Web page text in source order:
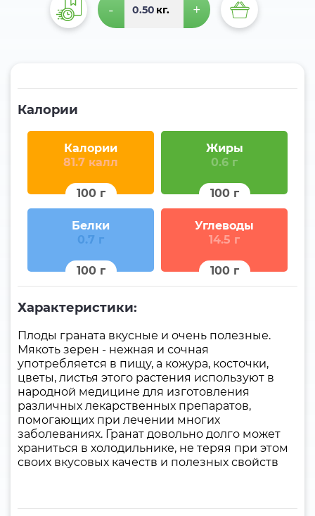
- кг. +
Калории
Калории
81.7 калл
100 г
Жиры
0.6 г
100 г
Белки
0.7 г
100 г
Углеводы
14.5 г
100 г
Характеристики:
Плоды граната вкусные и очень полезные.
Мякоть зерен - нежная и сочная
употребляется в пищу, а кожура, косточки,
цветы, листья этого растения используют в
народной медицине для изготовления
различных лекарственных препаратов,
помогающих при лечении многих
заболеваниях. Гранат довольно долго может
храниться в холодильнике, не теряя при этом
своих вкусовых качеств и полезных свойств